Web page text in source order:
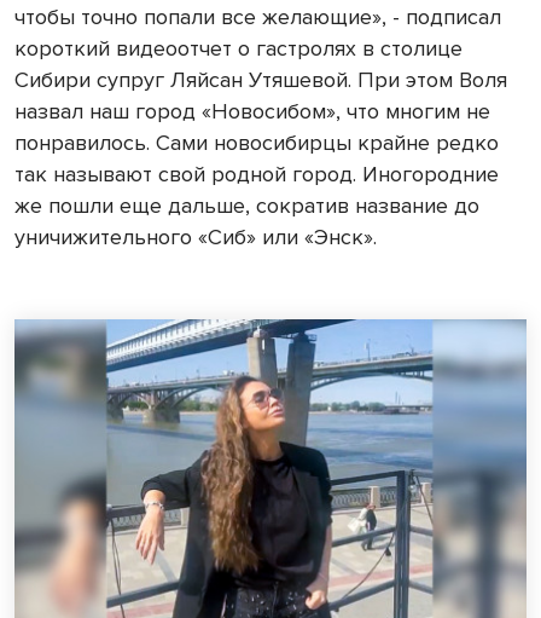
чтобы точно попали все желающие», - подписал
короткий видеоотчет о гастролях в столице
Сибири супруг Ляйсан Утяшевой. При этом Воля
назвал наш город «Новосибом», что многим не
понравилось. Сами новосибирцы крайне редко
так называют свой родной город. Иногородние
же пошли еще дальше, сократив название до
уничижительного «Сиб» или «Энск».